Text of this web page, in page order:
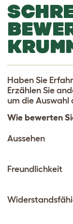
l
e
d
o
p
d
o
n
Haben Sie
Erzählen Sie
um die Auswahl
Wie bewerten
Aussehen
Freundlichkeit